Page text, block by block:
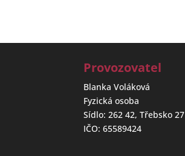
Provozovatel
Blanka Voláková
Fyzická osoba
Sídlo: 262 42, Třebsko 27
IČO: 65589424